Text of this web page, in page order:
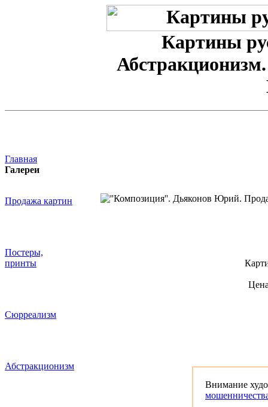
Картины
Главная
Галереи
Продажа картин
Постеры,
принты
Сюрреализм
Абстракционизм
Внимание